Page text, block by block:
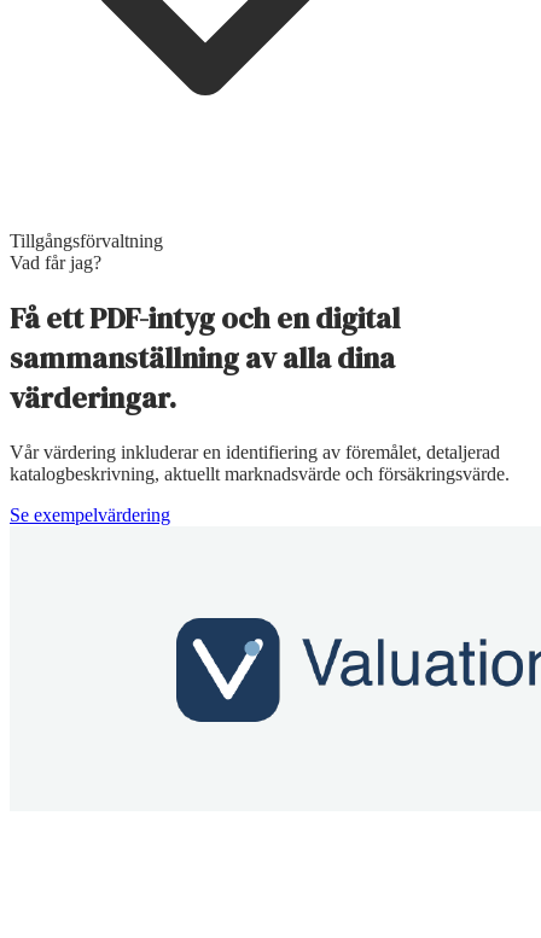
Tillgångsförvaltning
Vad får jag?
Få ett PDF-intyg och en digital
sammanställning av alla dina
värderingar.
Vår värdering inkluderar en identifiering av föremålet, detaljerad
katalogbeskrivning, aktuellt marknadsvärde och försäkringsvärde.
Se exempelvärdering